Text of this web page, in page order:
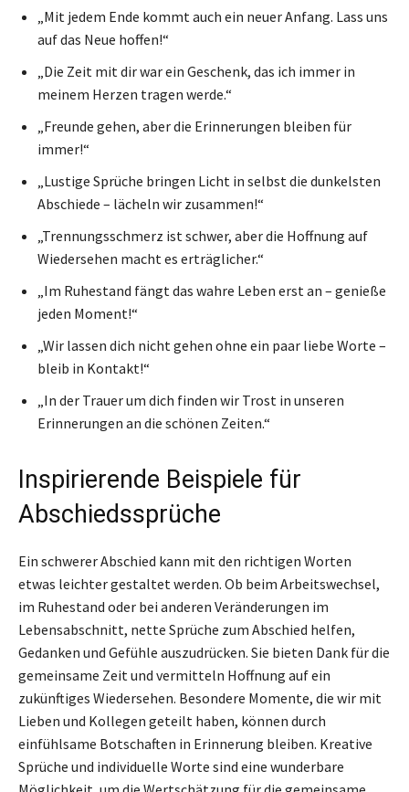
„Mit jedem Ende kommt auch ein neuer Anfang. Lass uns
auf das Neue hoffen!“
„Die Zeit mit dir war ein Geschenk, das ich immer in
meinem Herzen tragen werde.“
„Freunde gehen, aber die Erinnerungen bleiben für
immer!“
„Lustige Sprüche bringen Licht in selbst die dunkelsten
Abschiede – lächeln wir zusammen!“
„Trennungsschmerz ist schwer, aber die Hoffnung auf
Wiedersehen macht es erträglicher.“
„Im Ruhestand fängt das wahre Leben erst an – genieße
jeden Moment!“
„Wir lassen dich nicht gehen ohne ein paar liebe Worte –
bleib in Kontakt!“
„In der Trauer um dich finden wir Trost in unseren
Erinnerungen an die schönen Zeiten.“
Inspirierende Beispiele für
Abschiedssprüche
Ein schwerer Abschied kann mit den richtigen Worten
etwas leichter gestaltet werden. Ob beim Arbeitswechsel,
im Ruhestand oder bei anderen Veränderungen im
Lebensabschnitt, nette Sprüche zum Abschied helfen,
Gedanken und Gefühle auszudrücken. Sie bieten Dank für die
gemeinsame Zeit und vermitteln Hoffnung auf ein
zukünftiges Wiedersehen. Besondere Momente, die wir mit
Lieben und Kollegen geteilt haben, können durch
einfühlsame Botschaften in Erinnerung bleiben. Kreative
Sprüche und individuelle Worte sind eine wunderbare